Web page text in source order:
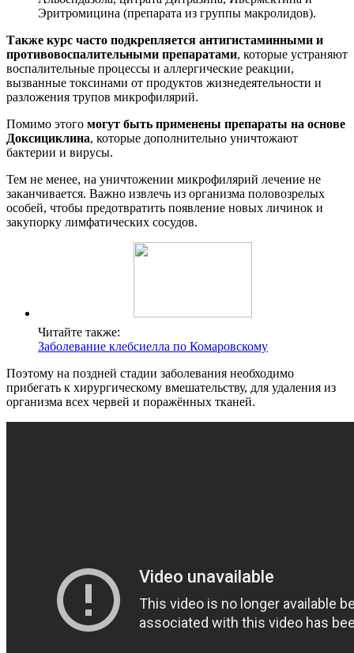
Эритромицина (препарата из группы макролидов).
Также курс часто подкрепляется антигистаминными и
противовоспалительными препаратами, которые устраняют
воспалительные процессы и аллергические реакции,
вызванные токсинами от продуктов жизнедеятельности и
разложения трупов микрофилярий.
Помимо этого могут быть применены препараты на основе
Доксициклина, которые дополнительно уничтожают
бактерии и вирусы.
Тем не менее, на уничтожении микрофилярий лечение не
заканчивается. Важно извлечь из организма половозрелых
особей, чтобы предотвратить появление новых личинок и
закупорку лимфатических сосудов.
Читайте также:
Заболевание клебсиелла по Комаровскому
Поэтому на поздней стадии заболевания необходимо
прибегать к хирургическому вмешательству, для удаления из
организма всех червей и поражённых тканей.